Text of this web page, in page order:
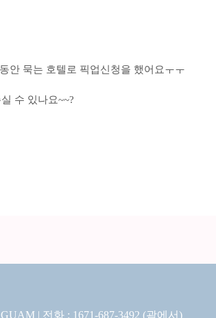
안 묵는 호텔로 픽업신청을 했어요ㅜㅜ
수 있나요~~?
| 전화 : 1671-687-3492 (괌에서)